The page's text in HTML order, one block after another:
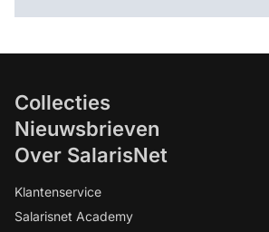
Collecties
Nieuwsbrieven
Over SalarisNet
Klantenservice
Salarisnet Academy